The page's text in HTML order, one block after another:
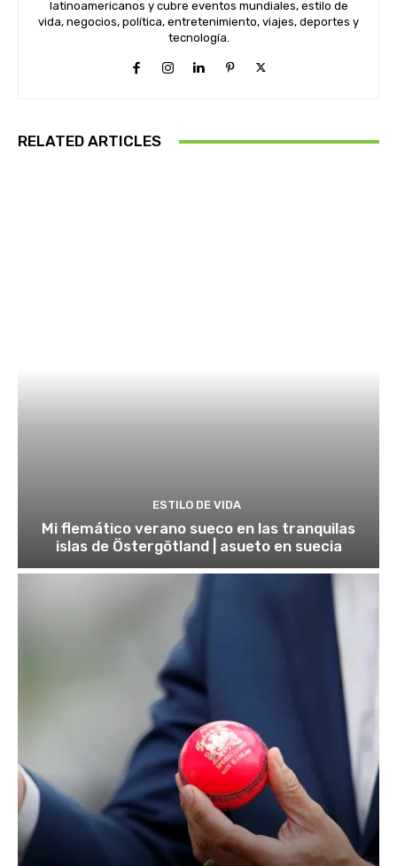
latinoamericanos y cubre eventos mundiales, estilo de
vida, negocios, política, entretenimiento, viajes, deportes y
tecnología.
RELATED ARTICLES
ESTILO DE VIDA
Mi flemático verano sueco en las tranquilas
islas de Östergötland | asueto en suecia